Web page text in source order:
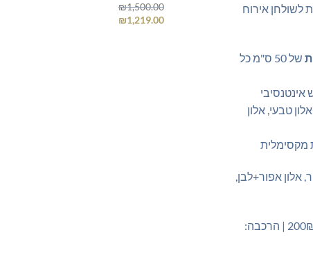
לשולחן אירוח
של 50 ס"מ כל
אינטנסיבי
טבעי, אלון
מקסימלית
אלון אפור+לבן,
מק"ט: SK512Giraffe | משלוח: 200₪ | הרכבה:
₪1,500.00
המחיר
₪1,219.00